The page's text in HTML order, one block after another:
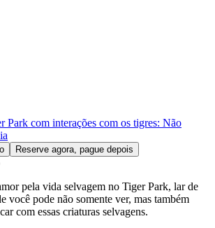
Park com interações com os tigres: Não
Reserve agora, pague depois
pela vida selvagem no Tiger Park, lar de
você pode não somente ver, mas também
com essas criaturas selvagens.